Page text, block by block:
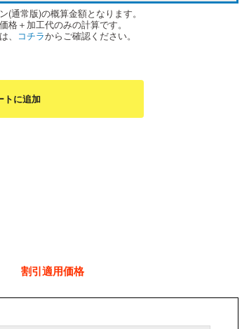
(通常版)の概算金額となります。
格＋加工代のみの計算です。
、 コチラからご確認ください。
トに追加
割引適用価格